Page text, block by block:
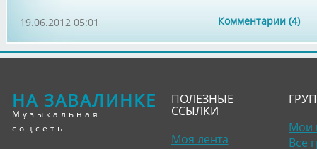
Комментарии (4)
19.06.2012 05:01
НА ЗАВАЛИНКЕ
Музыкальная
соцсеть
ПОЛЕЗНЫЕ
ССЫЛКИ
Моя лента
Мои
Все